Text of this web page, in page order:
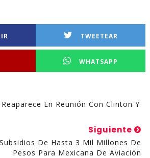
TWEETEAR
WHATSAPP
En Reunión Con Clinton Y
Siguiente
De Hasta 3 Mil Millones De
Pesos Para Mexicana De Aviación